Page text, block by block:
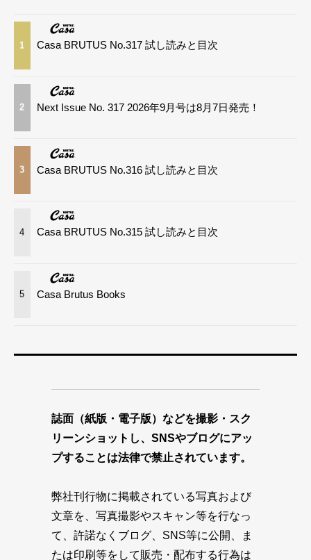
1 Casa BRUTUS No.317 試し読みと目次
2 Next Issue No. 317 2026年9月号は8月7日発売！
3 Casa BRUTUS No.316 試し読みと目次
4 Casa BRUTUS No.315 試し読みと目次
5 Casa Brutus Books
誌面（紙版・電子版）などを撮影・スク
リーンショットし、SNSやブログにアッ
プすることは法律で禁止されています。
弊社刊行物に掲載されている写真および
文章を、写真撮影やスキャン等を行なっ
て、許諾なくブログ、SNS等に公開、ま
たは印刷等をして販売・配布する行為は